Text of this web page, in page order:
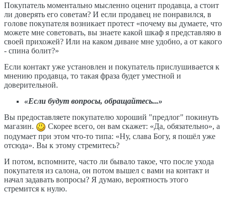
Покупатель моментально мысленно оценит продавца, а стоит
ли доверять его советам? И если продавец не понравился, в
голове покупателя возникает протест «почему вы думаете, что
можете мне советовать, вы знаете какой шкаф я представляю в
своей прихожей? Или на каком диване мне удобно, а от какого
- спина болит?»
Если контакт уже установлен и покупатель прислушивается к
мнению продавца, то такая фраза будет уместной и
доверительной.
«Если будут вопросы, обращайтесь...»
Вы предоставляете покупателю хороший "предлог" покинуть
магазин.
Скорее всего, он вам скажет: «Да, обязательно», а
подумает при этом что-то типа: «Ну, слава Богу, я пошёл уже
отсюда». Вы к этому стремитесь?
И потом, вспомните, часто ли бывало такое, что после ухода
покупателя из салона, он потом вышел с вами на контакт и
начал задавать вопросы? Я думаю, вероятность этого
стремится к нулю.